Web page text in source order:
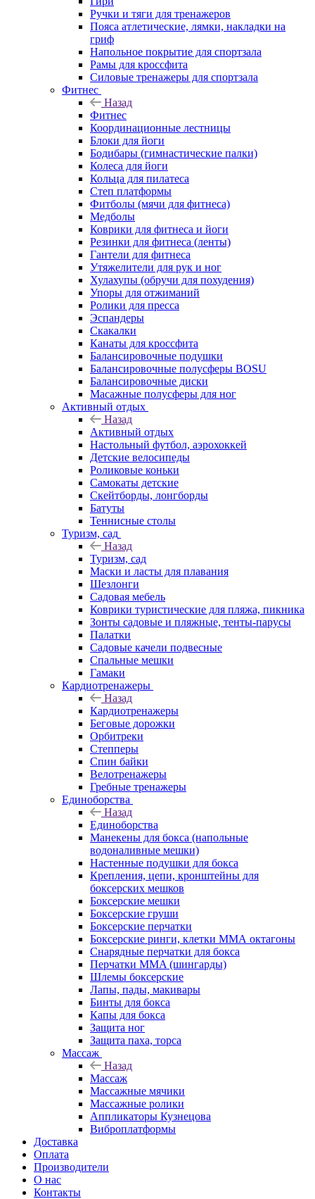
Ручки и тяги для тренажеров
Пояса атлетические, лямки, накладки на
гриф
Напольное покрытие для спортзала
Рамы для кроссфита
Силовые тренажеры для спортзала
Фитнес
Назад
Фитнес
Координационные лестницы
Блоки для йоги
Бодибары (гимнастические палки)
Колеса для йоги
Кольца для пилатеса
Степ платформы
Фитболы (мячи для фитнеса)
Медболы
Коврики для фитнеса и йоги
Резинки для фитнеса (ленты)
Гантели для фитнеса
Утяжелители для рук и ног
Хулахупы (обручи для похудения)
Упоры для отжиманий
Ролики для пресса
Эспандеры
Скакалки
Канаты для кроссфита
Балансировочные подушки
Балансировочные полусферы BOSU
Балансировочные диски
Масажные полусферы для ног
Активный отдых
Назад
Активный отдых
Настольный футбол, аэрохоккей
Детские велосипеды
Роликовые коньки
Самокаты детские
Скейтборды, лонгборды
Батуты
Теннисные столы
Туризм, сад
Назад
Туризм, сад
Маски и ласты для плавания
Шезлонги
Садовая мебель
Коврики туристические для пляжа, пикника
Зонты садовые и пляжные, тенты-парусы
Палатки
Садовые качели подвесные
Спальные мешки
Гамаки
Кардиотренажеры
Назад
Кардиотренажеры
Беговые дорожки
Орбитреки
Степперы
Спин байки
Велотренажеры
Гребные тренажеры
Единоборства
Назад
Единоборства
Манекены для бокса (напольные
водоналивные мешки)
Настенные подушки для бокса
Крепления, цепи, кронштейны для
боксерских мешков
Боксерские мешки
Боксерские груши
Боксерские перчатки
Боксерские ринги, клетки ММА октагоны
Снарядные перчатки для бокса
Перчатки MMA (шингарды)
Шлемы боксерские
Лапы, пады, макивары
Бинты для бокса
Капы для бокса
Защита ног
Защита паха, торса
Массаж
Назад
Массаж
Массажные мячики
Массажные ролики
Аппликаторы Кузнецова
Виброплатформы
Доставка
Оплата
Производители
О нас
Контакты